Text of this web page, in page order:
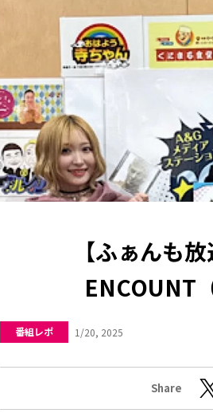
【ふぁんも
ENCOUNT
番組レポ 1/20, 2025
Share